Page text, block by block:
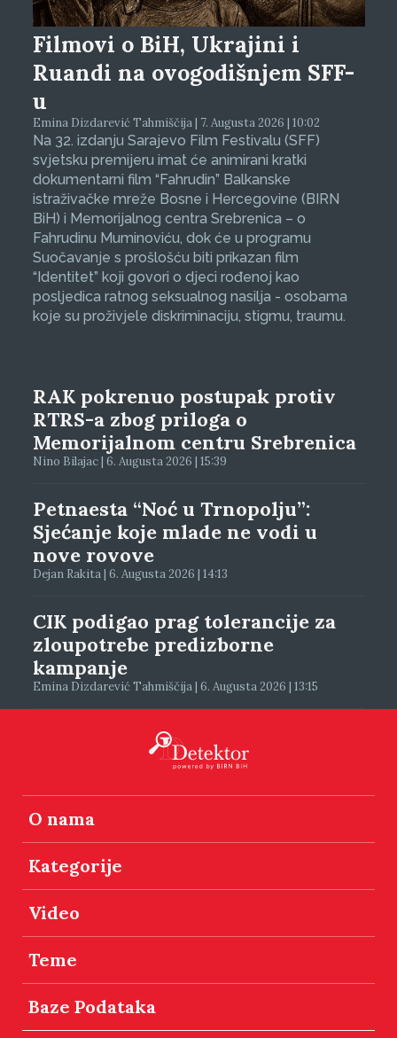
Filmovi o BiH, Ukrajini i
Ruandi na ovogodišnjem SFF-
u
Emina Dizdarević Tahmiščija | 7. Augusta 2026 | 10:02
Na 32. izdanju Sarajevo Film Festivalu (SFF)
svjetsku premijeru imat će animirani kratki
dokumentarni film “Fahrudin” Balkanske
istraživačke mreže Bosne i Hercegovine (BIRN
BiH) i Memorijalnog centra Srebrenica – o
Fahrudinu Muminoviću, dok će u programu
Suočavanje s prošlošću biti prikazan film
“Identitet” koji govori o djeci rođenoj kao
posljedica ratnog seksualnog nasilja - osobama
koje su proživjele diskriminaciju, stigmu, traumu.
RAK pokrenuo postupak protiv
RTRS-a zbog priloga o
Memorijalnom centru Srebrenica
Nino Bilajac | 6. Augusta 2026 | 15:39
Petnaesta “Noć u Trnopolju”:
Sjećanje koje mlade ne vodi u
nove rovove
Dejan Rakita | 6. Augusta 2026 | 14:13
CIK podigao prag tolerancije za
zloupotrebe predizborne
kampanje
Emina Dizdarević Tahmiščija | 6. Augusta 2026 | 13:15
O nama
Kategorije
Video
Teme
Baze Podataka